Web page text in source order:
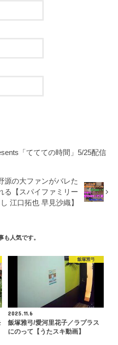
「ててての時間」5/25配信
源の大ファンがバレた
る【スパイファミリー
江口拓也 早見沙織】
も人気です。
飯塚雅弓
2025.11.6
飯塚雅弓/愛河里花子／ラプラス
にのって【うたスキ動画】